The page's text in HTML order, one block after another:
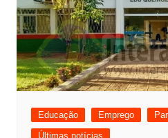
Educação Emprego
Últimas notícias